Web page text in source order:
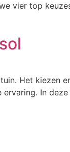
vier top
Het kiezen
In